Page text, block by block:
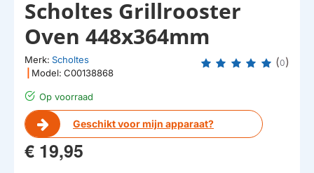
Op voorraad
Geschikt voor mijn apparaat?
Scholtes Grillrooster
Oven 448x364mm
Merk: Scholtes
Model: C00138868
(0)
€ 19,95